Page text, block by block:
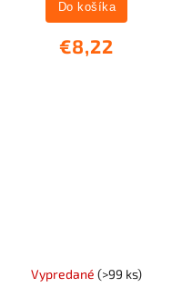
€8,22
Do košíka
Vypredané(>99 ks)